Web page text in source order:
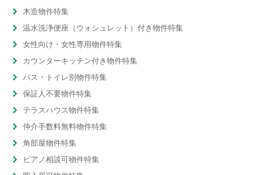
木造物件特集
温水洗浄便座（ウォシュレット）付き物件特集
女性向け・女性専用物件特集
カウンターキッチン付き物件特集
バス・トイレ別物件特集
保証人不要物件特集
テラスハウス物件特集
仲介手数料無料物件特集
角部屋物件特集
ピアノ相談可物件特集